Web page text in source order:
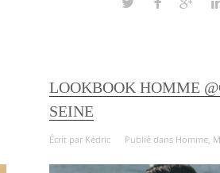
LOOKBOOK HOMME
SEINE
Écrit par Kédric Publié dans Homme,